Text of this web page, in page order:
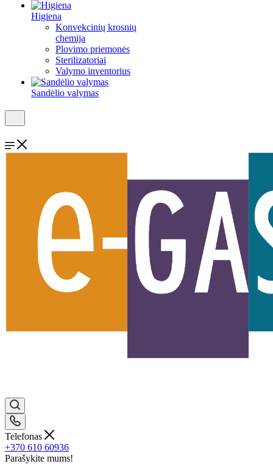
Higiena
Konvekcinių krosnių
chemija
Plovimo priemonės
Sterilizatoriai
Valymo inventorius
Sandėlio valymas
Telefonas
+370 610 60936
Parašykite mums!